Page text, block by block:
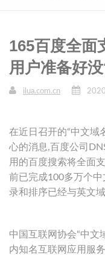
165百度全面
用户准备好
ilua.com.cn
在近日召开的“中文域
心的消息,百度公司
用的百度搜索将全面
前已完成100多万个
录和排序已经与英文
中国互联网协会“中文
内知名互联网应用服